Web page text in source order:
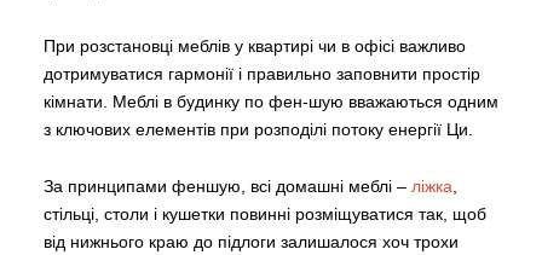
При розстановці меблів у квартирі чи в офісі важливо
дотримуватися гармонії і правильно заповнити простір
кімнати. Меблі в будинку по фен-шую вважаються одним
з ключових елементів при розподілі потоку енергії Ци.
За принципами феншую, всі домашні меблі – ліжка
стільці, столи і кушетки повинні розміщуватися так, щоб
від нижнього краю до підлоги залишалося хоч трохи